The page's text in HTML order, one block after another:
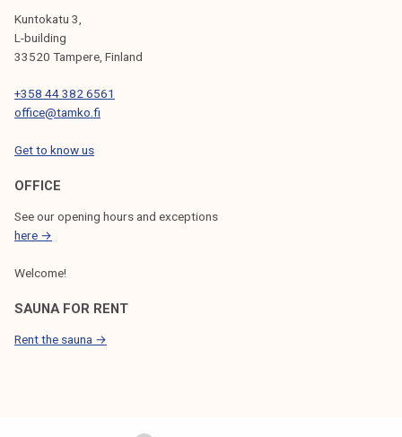
Kuntokatu 3,
L-building
33520 Tampere, Finland
+358 44 382 6561
office@tamko.fi
Get to know us
OFFICE
See our opening hours and exceptions
here →
Welcome!
SAUNA FOR RENT
Rent the sauna →